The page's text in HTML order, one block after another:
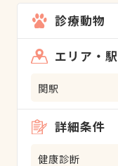
診療動物
エリア・駅
関駅
詳細条件
健康診断